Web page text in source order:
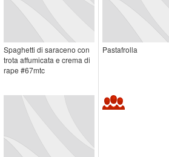
Spaghetti di saraceno con
trota affumicata e crema di
rape #67mtc
Pastafrolla